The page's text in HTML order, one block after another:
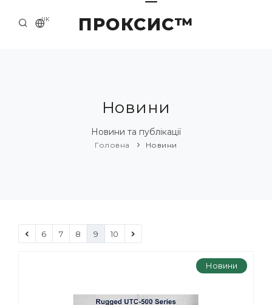
ПРОКСИС™
UK
ПРИКЛАДИ ТА РІШЕННЯ
Новини
Новини та публікації
Головна Новини
6 7 8 9 10
Новини